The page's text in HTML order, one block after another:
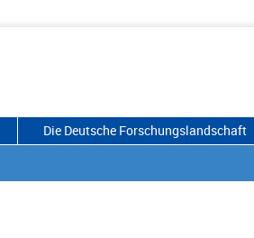
Die Deutsche Forschungslandschaft